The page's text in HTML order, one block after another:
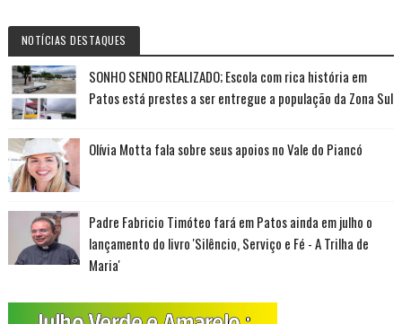
NOTÍCIAS DESTAQUES
SONHO SENDO REALIZADO; Escola com rica história em
Patos está prestes a ser entregue a população da Zona Sul
Olívia Motta fala sobre seus apoios no Vale do Piancó
Padre Fabricio Timóteo fará em Patos ainda em julho o
lançamento do livro 'Silêncio, Serviço e Fé - A Trilha de
Maria'